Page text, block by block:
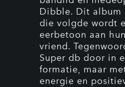
Dibble. Dit album
die volgde wordt
eerbetoon aan
vriend.
Super db door in
formatie, maar
energie en